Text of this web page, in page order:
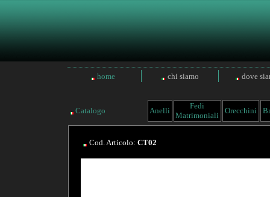
home chi siamo dove
Catalogo Anelli
Fedi
Matrimoniali
Orecchini
Cod. Articolo: CT02